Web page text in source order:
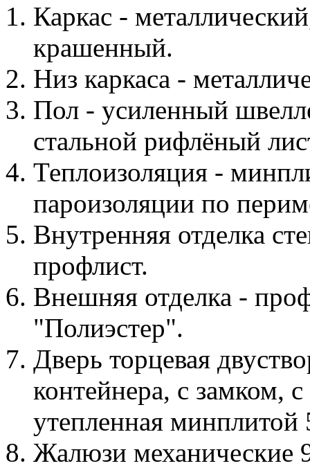
Каркас -
крашенный.
Низ каркаса -
Пол - усиленный
стальной рифлёный
Теплоизоляция -
пароизоляции по
Внутренняя отделка
профлист.
Внешняя отделка -
"Полиэстер".
Дверь торцевая
контейнера, с замком,
утепленная
Жалюзи механические